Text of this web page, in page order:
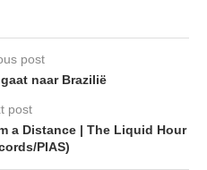
post
gaat naar Brazilië
post
a Distance | The Liquid Hour
PIAS)